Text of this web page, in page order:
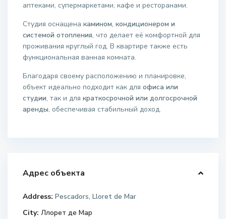
аптеками, супермаркетами, кафе и ресторанами.
Студия оснащенакамином, кондиционером и
системой отопления, что делает её комфортной для
проживания круглый год. В квартире также есть
функциональная ванная комната.
Благодаря своему расположению и планировке,
объект идеально подходит как дляофиса или
студии, так и длякраткосрочной или долгосрочной
аренды, обеспечивая стабильный доход.
Адрес объекта
Address: Pescadors, Lloret de Mar
City: Ллорет де Мар